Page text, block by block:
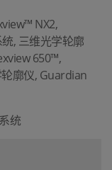
NX2,
, 三维光学轮廓
650™,
廓仪, Guardian
统